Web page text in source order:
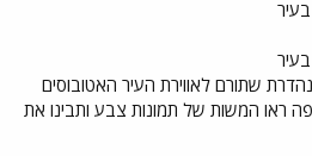
בעיר
בעיר
היא דוגמא נהדרת שתורם לאווירת העיר האטובוסים
יפה ראו המשות של תמונות צבע ותבינו את